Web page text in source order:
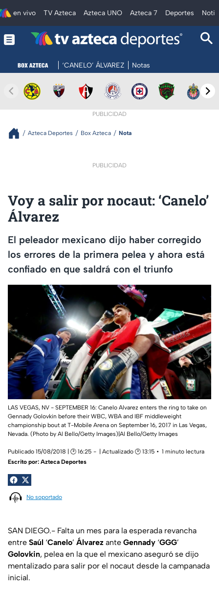
en vivo TV Azteca Azteca UNO Azteca 7 Deportes
‘CANELO’ ÁLVAREZ Notas
PUBLICIDAD
Azteca Deportes Box Azteca Nota
PUBLICIDAD
Voy a salir por nocaut: ‘Canelo’
Álvarez
El peleador mexicano dijo haber corregido
los errores de la primera pelea y ahora está
confiado en que saldrá con el triunfo
LAS VEGAS, NV - SEPTEMBER 16: Canelo Alvarez enters the ring to take on
Gennady Golovkin before their WBC, WBA and IBF middleweight
championship bout at T-Mobile Arena on September 16, 2017 in Las Vegas,
Nevada. (Photo by Al Bello/Getty Images)|Al Bello/Getty Images
Publicado 15/08/2018 | 🕑 16:25 | Actualizado 🕑 13:15
1 minuto lectura
Escrito por: Azteca Deportes
No soportado
SAN DIEGO.- Falta un mes para la esperada revancha
entre Saúl ‘Canelo’ Álvarez ante Gennady ‘GGG’
Golovkin, pelea en la que el mexicano aseguró se dijo
mentalizado para salir por el nocaut desde la campanada
inicial.